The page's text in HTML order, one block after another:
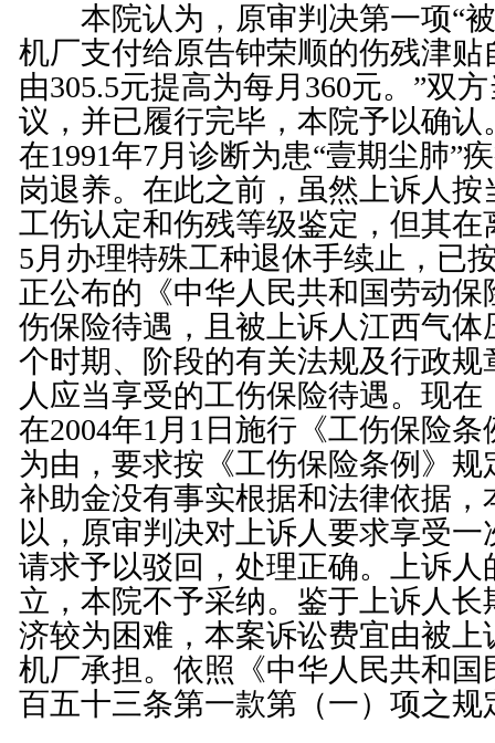
本院认为，原审判决第一项“被
机厂支付给原告钟荣顺的伤残津贴
由305.5元提高为每月360元。”双
议，并已履行完毕，本院予以确认
在1991年7月诊断为患“壹期尘肺”
岗退养。在此之前，虽然上诉人
工伤认定和伤残等级鉴定，但其在
5月办理特殊工种退休手续止，已
正公布的《中华人民共和国劳动保
伤保险待遇，且被上诉人江西气体
个时期、阶段的有关法规及行政规
人应当享受的工伤保险待遇。现
在2004年1月1日施行《工伤保险条
为由，要求按《工伤保险条例 》规
补助金没有事实根据和法律依据，
以，原审判决对上诉人要求享受
请求予以驳回，处理正确。上诉人
立，本院不予采纳。鉴于上诉人
济较为困难，本案诉讼费宜由被上
机厂承担。依照《中华人民共和国
百五十三条第一款第（一）项之规